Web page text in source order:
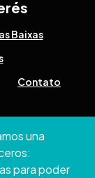
una
para poder
Baixas
Contato
124